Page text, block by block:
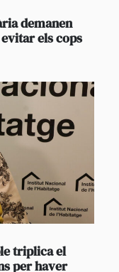
demanen
els cops
triplica el
per haver